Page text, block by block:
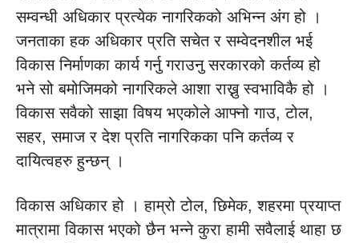
सम्वन्धी अधिकार प्रत्येक नागरिकको अभिन्न अंग हो ।
जनताका हक अधिकार प्रति सचेत र सम्वेदनशील भई
विकास निर्माणका कार्य गर्नु गराउनु सरकारको कर्तव्य हो
भने सो बमोजिमको नागरिकले आशा राख्नु स्वभाविकै हो ।
विकास सवैको साझा विषय भएकोले आफ्नो गाउ, टोल,
सहर, समाज र देश प्रति नागरिकका पनि कर्तव्य र
दायित्वहरु हुन्छन् ।
विकास अधिकार हो । हाम्रो टोल, छिमेक, शहरमा प्रयाप्त
मात्रामा विकास भएको छैन भन्ने कुरा हामी सवैलाई थाहा छ